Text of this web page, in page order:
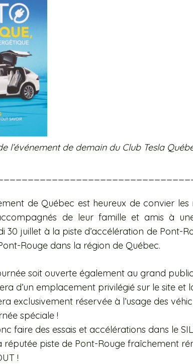
l’événement de demain du Club Tesla
de Québec est heureux de convier
de leur famille et amis à
30 juillet à la piste d’accélération de Pont-
Rouge dans la région de Québec.
soit ouverte également au grand
d’un emplacement privilégié sur le site et
exclusivement réservée à l’usage des
spéciale !
faire des essais et accélérations dans le
réputée piste de Pont-Rouge fraîchement
!